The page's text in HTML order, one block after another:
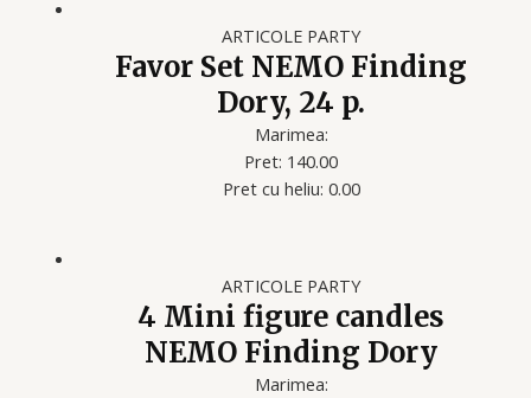
ARTICOLE PARTY
Favor Set NEMO Finding
Dory, 24 p.
Marimea:
Pret: 140.00
Pret cu heliu: 0.00
ARTICOLE PARTY
4 Mini figure candles
NEMO Finding Dory
Marimea: